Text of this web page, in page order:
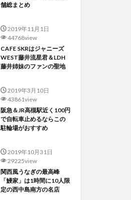
舗総まとめ
2019年11月1日
44768view
CAFE SKRはジャニーズ
WEST藤井流星君＆LDH
藤井姉妹のファンの聖地
2019年3月10日
43861view
阪急＆JR高槻駅近く100円
で自転車止めるならこの
駐輪場がおすすめ
2019年10月31日
29225view
関西風うなぎの最高峰
「鰻家」は1時間に10人限
定の西中島南方の名店